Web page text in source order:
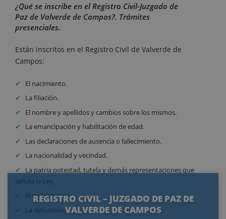
REGISTRO CIVIL – JUZGADO DE PAZ DE
VALVERDE DE CAMPOS
¿Qué se inscribe en el Registro Civil-Juzgado de
Paz de Valverde de Campos?. Trámites
presenciales.
Están inscritos en el Registro Civil de Valverde de
Campos:
El nacimiento.
La filiación.
El nombre y apellidos y cambios sobre los mismos.
La emancipación y habilitación de edad.
Las declaraciones de ausencia o fallecimiento.
La nacionalidad y vecindad.
La patria potestad, tutela y demás representaciones que
señala la Ley.
El matrimonio.
La defunción.